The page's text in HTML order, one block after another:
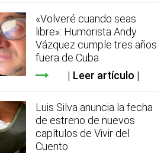
«Volveré cuando seas
libre»: Humorista Andy
Vázquez cumple tres años
fuera de Cuba
Leer artículo
Luis Silva anuncia la fecha
de estreno de nuevos
capítulos de Vivir del
Cuento